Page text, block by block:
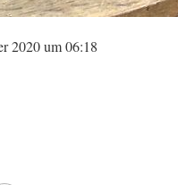
2020 um 06:18